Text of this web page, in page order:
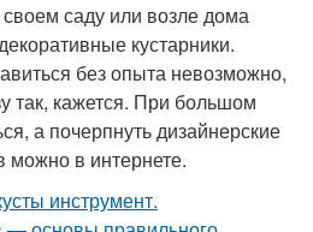
саду или возле дома
кустарники.
без опыта невозможно,
так, кажется. При большом
а почерпнуть дизайнерские
можно в интернете.